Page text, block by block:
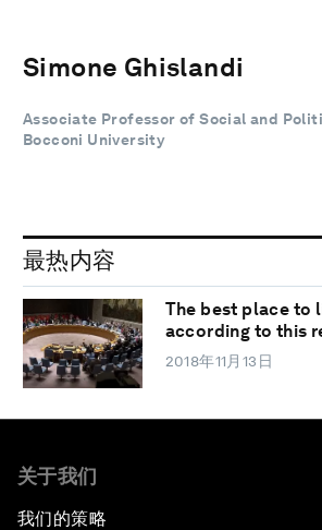
Simone Ghislandi
Associate Professor of Social and
Bocconi University
最热内容
The best place to
according to this
2018年11月13日
关于我们
我们的策略